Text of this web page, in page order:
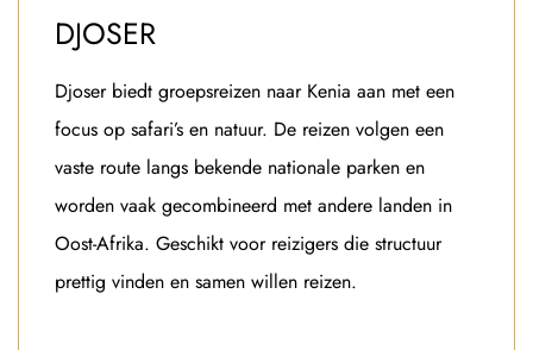
DJOSER
Djoser biedt groepsreizen naar Kenia aan met een
focus op safari’s en natuur. De reizen volgen een
vaste route langs bekende nationale parken en
worden vaak gecombineerd met andere landen in
Oost-Afrika. Geschikt voor reizigers die structuur
prettig vinden en samen willen reizen.